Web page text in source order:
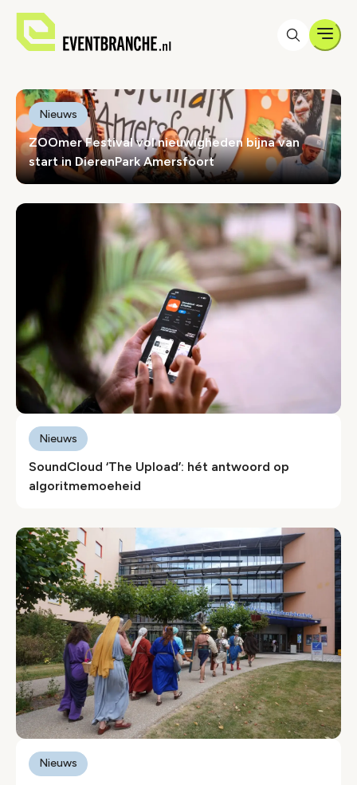
Eventbranche.nl
Eventbranche.nl
ZOOmer Festival vol nieuwigheden bijna van
start in DierenPark Amersfoort
Nieuws
SoundCloud ‘The Upload’: hét antwoord op
algoritmemoeheid
Nieuws
Nieuws